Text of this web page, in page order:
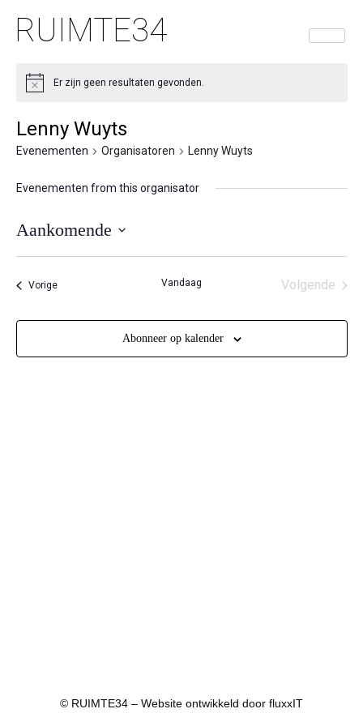
RUIMTE34
Er zijn geen resultaten gevonden.
Lenny Wuyts
Evenementen Organisatoren Lenny Wuyts
Evenementen from this organisator
Aankomende
Selecteer
datum.
VorigeEvenementen Vandaag
Volgende
Abonneer op kalender
© RUIMTE34 – Website ontwikkeld door fluxxIT